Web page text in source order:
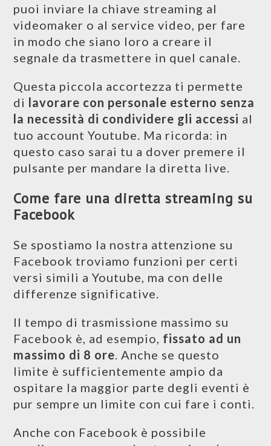
puoi inviare la chiave streaming al
videomaker o al service video, per fare
in modo che siano loro a creare il
segnale da trasmettere in quel canale.
Questa piccola accortezza ti permette
di lavorare con personale esterno senza
la necessità di condividere gli accessi al
tuo account Youtube. Ma ricorda: in
questo caso sarai tu a dover premere il
pulsante per mandare la diretta live.
Come fare una diretta streaming su
Facebook
Se spostiamo la nostra attenzione su
Facebook troviamo funzioni per certi
versi simili a Youtube, ma con delle
differenze significative.
Il tempo di trasmissione massimo su
Facebook è, ad esempio, fissato ad un
massimo di 8 ore. Anche se questo
limite è sufficientemente ampio da
ospitare la maggior parte degli eventi è
pur sempre un limite con cui fare i conti.
Anche con Facebook è possibile